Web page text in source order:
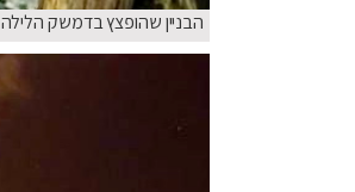
הבניין שהופצץ בדמשק הלילה